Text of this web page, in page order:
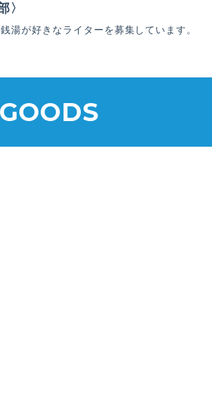
〉
が好きなライターを募集しています。